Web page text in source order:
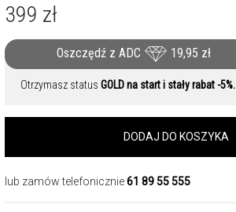
399 zł
Oszczędź z ADC 19,95 zł
Otrzymasz status GOLD na start i stały rabat -5%.
DODAJ DO KOSZYKA
lub zamów telefonicznie61 89 55 555